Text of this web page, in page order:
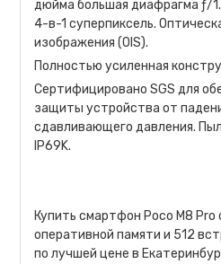
дюйма большая диафрагма ƒ/
4-в-1 суперпиксель.
изображения (OIS).
Полностью усиленная
Сертифицировано SGS для
защиты устройства от
сдавливающего давления.
IP69K.
Купить смартфон Poco M8 Pro
оперативной памяти и 512
по лучшей цене в